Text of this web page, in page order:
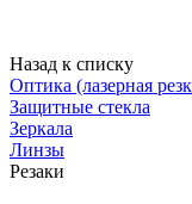
Назад к списку
Оптика (лазерная
Защитные стекла
Зеркала
Линзы
Резаки